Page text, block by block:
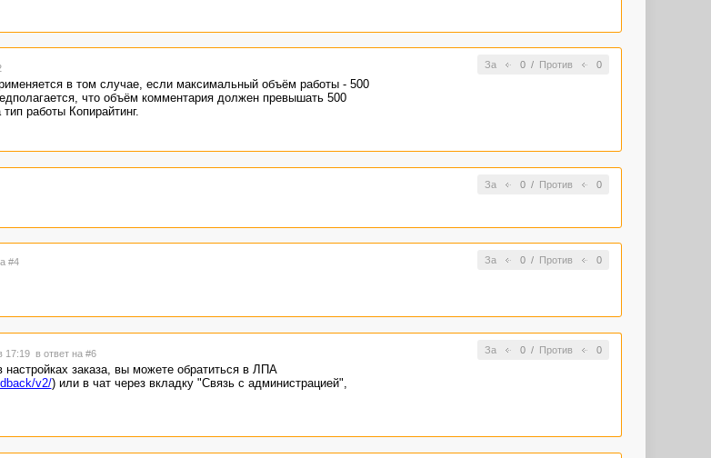
За 0/ Против 0
в том случае, если максимальный объём работы - 500
что объём комментария должен превышать 500
работы Копирайтинг.
За 0/ Против 0
За 0/ Против 0
#4
За 0/ Против 0
17:19 в ответ на #6
заказа, вы можете обратиться в ЛПА
v2/) или в чат через вкладку "Связь с администрацией",